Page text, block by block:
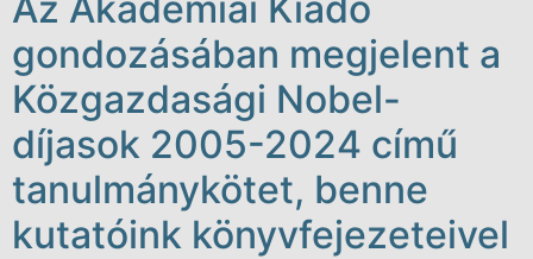
gondozásában megjelent a
Közgazdasági Nobel-
díjasok 2005-2024 című
tanulmánykötet, benne
kutatóink könyvfejezeteivel